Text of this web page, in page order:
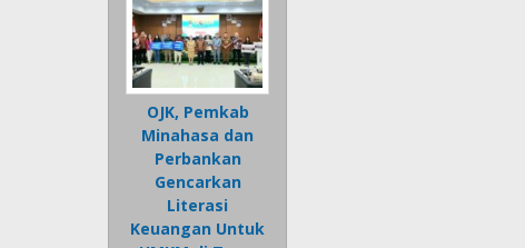
OJK, Pemkab
Minahasa dan
Perbankan
Gencarkan
Literasi
Keuangan Untuk